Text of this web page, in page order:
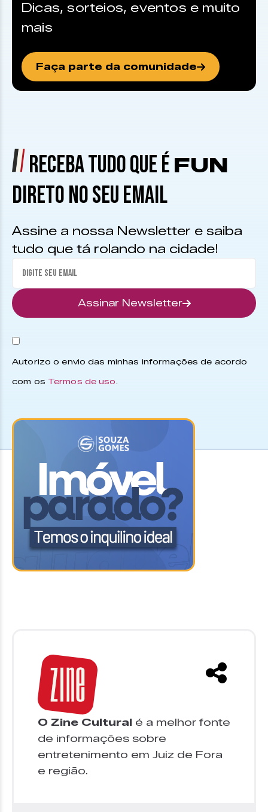
Dicas, sorteios, eventos e muito
mais
Faça parte da comunidade
RECEBA TUDO QUE É FUN
DIRETO NO SEU EMAIL
Assine a nossa Newsletter e saiba
tudo que tá rolando na cidade!
Assinar Newsletter
Autorizo o envio das minhas informações de acordo
com os Termos de uso.
O Zine Cultural é a melhor fonte
de informações sobre
entretenimento em Juiz de Fora
e região.